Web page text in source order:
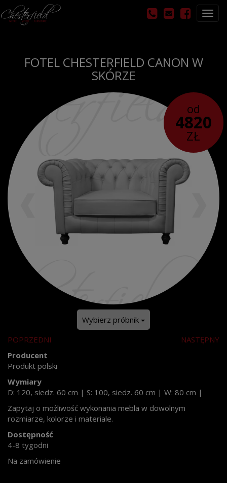
FOTEL CHESTERFIELD CANON W
SKÓRZE
POPRZEDNI NASTĘPNY
od
4820
ZŁ
Wybierz próbnik
Producent
Produkt polski
Wymiary
D: 120, siedz. 60 cm | S: 100, siedz. 60 cm | W: 80 cm |
Zapytaj o możliwość wykonania mebla w dowolnym
rozmiarze, kolorze i materiale.
Dostępność
4-8 tygodni
Na zamówienie